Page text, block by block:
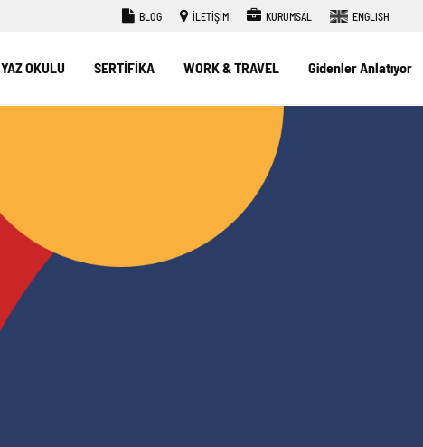
BLOG İLETİŞİM KURUMSAL ENGLISH
YAZ OKULU SERTİFİKA WORK & TRAVEL Gidenler Anlatıyor